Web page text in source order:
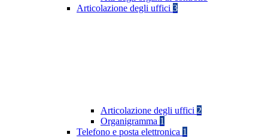
Articolazione degli uffici 3
Articolazione degli uffici 2
Organigramma 1
Telefono e posta elettronica 1